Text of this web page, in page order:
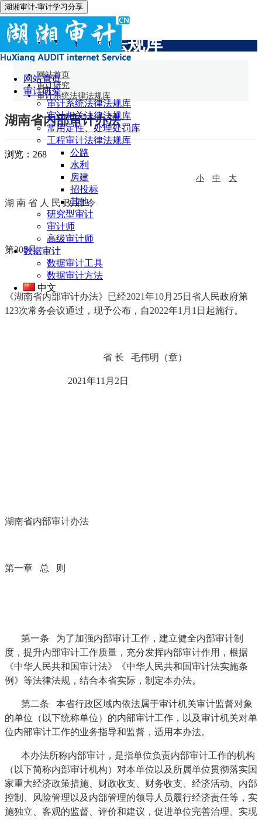
湖湘审计-审计学习分享
网站首页
审计研究
审计系统法律法规库
审计相关法律法规库
常用定性、处理处罚库
工程审计法律法规库
公路
水利
房建
招投标
其他
研究型审计
审计师
高级审计师
数据审计
数据审计工具
数据审计方法
中文
审计系统法律法规库
网站首页
审计研究
审计系统法律法规库
湖南省内部审计办法
浏览： 268
小 中 大
湖 南 省 人 民 政 府 令
第305号
《湖南省内部审计办法》已经2021年10月25日省人民政府第
123次常务会议通过，现予公布，自2022年1月1日起施行。
省 长 毛伟明（章）
2021年11月2日
湖南省内部审计办法
第一章 总 则
第一条 为了加强内部审计工作，建立健全内部审计制
度，提升内部审计工作质量，充分发挥内部审计作用，根据
《中华人民共和国审计法》《中华人民共和国审计法实施条
例》等法律法规，结合本省实际，制定本办法。
第二条 本省行政区域内依法属于审计机关审计监督对象
的单位（以下统称单位）的内部审计工作，以及审计机关对单
位内部审计工作的业务指导和监督，适用本办法。
本办法所称内部审计，是指单位负责内部审计工作的机构
（以下简称内部审计机构）对本单位以及所属单位贯彻落实国
家重大经济政策措施、财政收支、财务收支、经济活动、内部
控制、风险管理以及内部管理的领导人员履行经济责任等，实
施独立、客观的监督、评价和建议，促进单位完善治理、实现